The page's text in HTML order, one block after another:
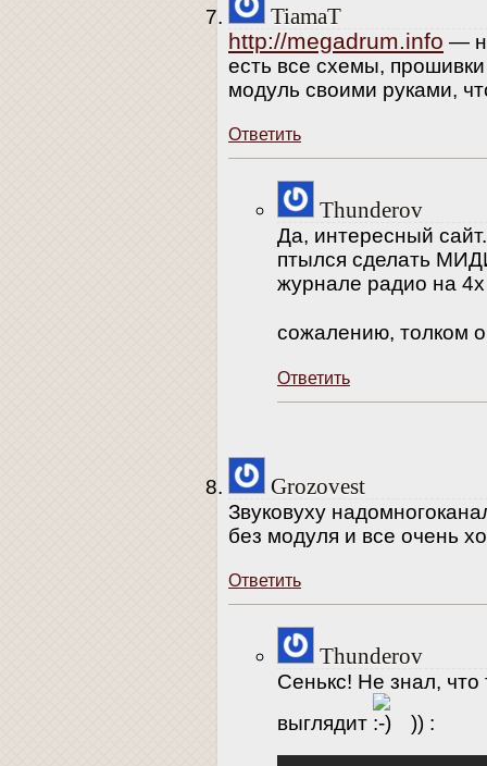
TiamaT
http://megadrum.info —
есть все схемы,
модуль своими руками,
Ответить
Thunderov
Да, интересный
птылся сделать
журнале радио на
сожалению, толком
Ответить
Grozovest
Звуковуху
без модуля и все очень
Ответить
Thunderov
Сенькс! Не знал, что
выглядит
)) :